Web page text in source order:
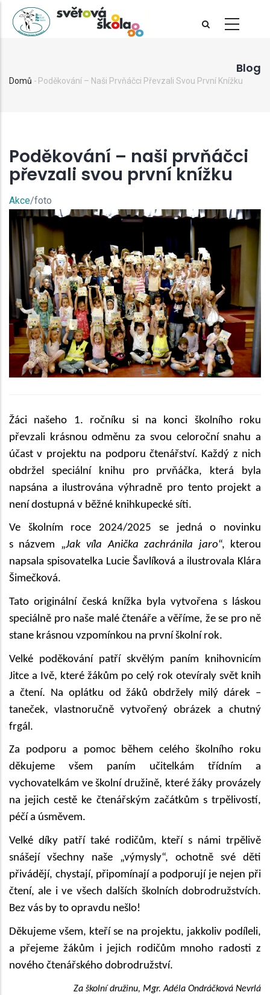
Přejít
Blog
Drobečková
Domů - Poděkování – Naši Prvňáčci Převzali Svou První Knížku
Poděkování – naši prvňáčci
převzali svou první knížku
Akce/foto
Žáci našeho 1. ročníku si na konci školního roku
převzali krásnou odměnu za svou celoroční snahu a
účast v projektu na podporu čtenářství. Každý z nich
obdržel speciální knihu pro prvňáčka, která byla
napsána a ilustrována výhradně pro tento projekt a
není dostupná v běžné knihkupecké síti.
Ve školním roce 2024/2025 se jedná o novinku
s názvem „Jak víla Anička zachránila jaro“, kterou
napsala spisovatelka Lucie Šavlíková a ilustrovala Klára
Šimečková.
Tato originální česká knížka byla vytvořena s láskou
speciálně pro naše malé čtenáře a věříme, že se pro ně
stane krásnou vzpomínkou na první školní rok.
Velké poděkování patří skvělým paním knihovnicím
Jitce a Ivě, které žákům po celý rok otevíraly svět knih
a čtení. Na oplátku od žáků obdržely milý dárek –
taneček, vlastnoručně vytvořený obrázek a chutný
frgál.
Za podporu a pomoc během celého školního roku
děkujeme všem paním učitelkám třídním a
vychovatelkám ve školní družině, které žáky provázely
na jejich cestě ke čtenářským začátkům s trpělivostí,
péčí a úsměvem.
Velké díky patří také rodičům, kteří s námi trpělivě
snášejí všechny naše „výmysly“, ochotně své děti
přivádějí, chystají, připomínají a podporují je nejen při
čtení, ale i ve všech dalších školních dobrodružstvích.
Bez vás by to opravdu nešlo!
Děkujeme všem, kteří se na projektu, jakkoliv podíleli,
a přejeme žákům i jejich rodičům mnoho radosti z
nového čtenářského dobrodružství.
Za školní družinu, Mgr. Adéla Ondráčková Nevrlá